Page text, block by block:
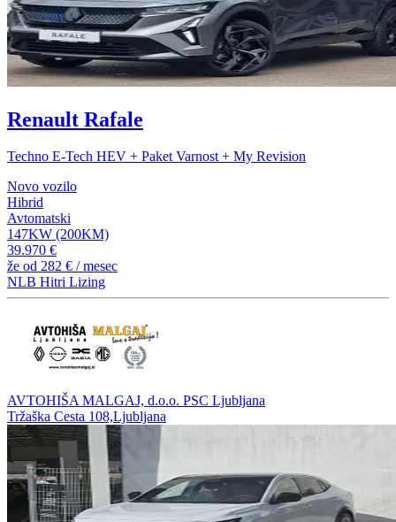
Renault Rafale
Techno E-Tech HEV + Paket Varnost + My Revision
Novo vozilo
Hibrid
Avtomatski
147KW (200KM)
39.970 €
že od 282 € / mesec
NLB Hitri Lizing
AVTOHIŠA MALGAJ, d.o.o. PSC Ljubljana
Tržaška Cesta 108,Ljubljana